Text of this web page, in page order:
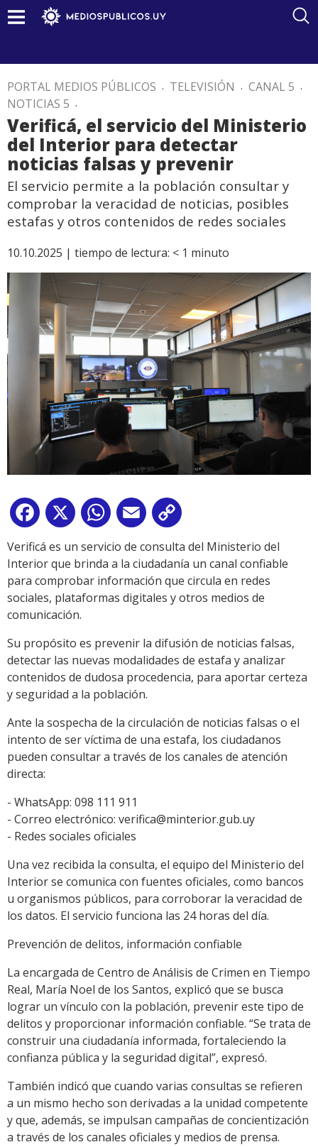
PORTAL MEDIOS PÚBLICOS . TELEVISIÓN . CANAL 5 .
NOTICIAS 5 .
Verificá, el servicio del Ministerio
del Interior para detectar
noticias falsas y prevenir
El servicio permite a la población consultar y
comprobar la veracidad de noticias, posibles
estafas y otros contenidos de redes sociales
10.10.2025 | tiempo de lectura: < 1 minuto
Facebook
X WhatsApp
Email
Link
Verificá es un servicio de consulta del Ministerio del
Interior que brinda a la ciudadanía un canal confiable
para comprobar información que circula en redes
sociales, plataformas digitales y otros medios de
comunicación.
Su propósito es prevenir la difusión de noticias falsas,
detectar las nuevas modalidades de estafa y analizar
contenidos de dudosa procedencia, para aportar certeza
y seguridad a la población.
Ante la sospecha de la circulación de noticias falsas o el
intento de ser víctima de una estafa, los ciudadanos
pueden consultar a través de los canales de atención
directa:
- WhatsApp: 098 111 911
- Correo electrónico: verifica@minterior.gub.uy
- Redes sociales oficiales
Una vez recibida la consulta, el equipo del Ministerio del
Interior se comunica con fuentes oficiales, como bancos
u organismos públicos, para corroborar la veracidad de
los datos. El servicio funciona las 24 horas del día.
Prevención de delitos, información confiable
La encargada de Centro de Análisis de Crimen en Tiempo
Real, María Noel de los Santos, explicó que se busca
lograr un vínculo con la población, prevenir este tipo de
delitos y proporcionar información confiable. “Se trata de
construir una ciudadanía informada, fortaleciendo la
confianza pública y la seguridad digital”, expresó.
También indicó que cuando varias consultas se refieren
a un mismo hecho son derivadas a la unidad competente
y que, además, se impulsan campañas de concientización
a través de los canales oficiales y medios de prensa.